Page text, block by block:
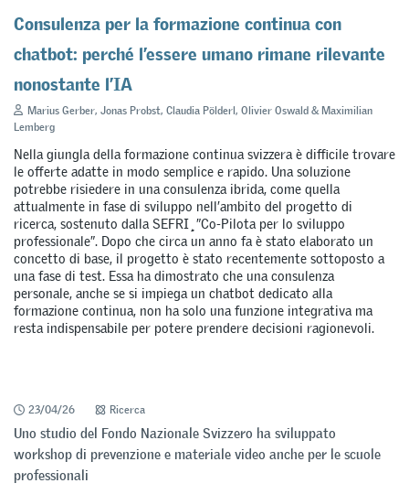
Consulenza per la formazione continua con
chatbot: perché l’essere umano rimane rilevante
nonostante l’IA
Marius Gerber, Jonas Probst, Claudia Pölderl, Olivier Oswald & Maximilian
Lemberg
Nella giungla della formazione continua svizzera è difficile trovare
le offerte adatte in modo semplice e rapido. Una soluzione
potrebbe risiedere in una consulenza ibrida, come quella
attualmente in fase di sviluppo nell’ambito del progetto di
ricerca, sostenuto dalla SEFRI¸”Co-Pilota per lo sviluppo
professionale”. Dopo che circa un anno fa è stato elaborato un
concetto di base, il progetto è stato recentemente sottoposto a
una fase di test. Essa ha dimostrato che una consulenza
personale, anche se si impiega un chatbot dedicato alla
formazione continua, non ha solo una funzione integrativa ma
resta indispensabile per potere prendere decisioni ragionevoli.
23/04/26 Ricerca
Uno studio del Fondo Nazionale Svizzero ha sviluppato
workshop di prevenzione e materiale video anche per le scuole
professionali